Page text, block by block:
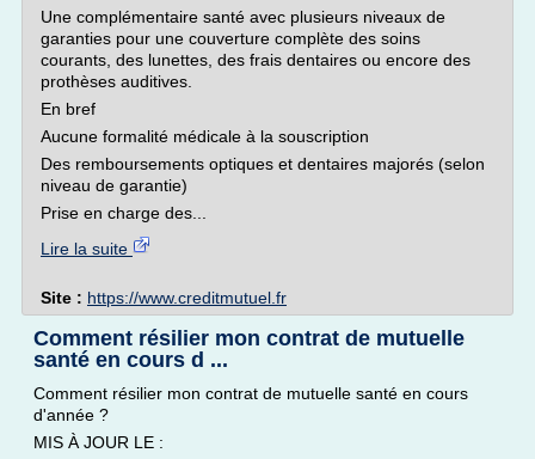
Une complémentaire santé avec plusieurs niveaux de
garanties pour une couverture complète des soins
courants, des lunettes, des frais dentaires ou encore des
prothèses auditives.
En bref
Aucune formalité médicale à la souscription
Des remboursements optiques et dentaires majorés (selon
niveau de garantie)
Prise en charge des...
Lire la suite
Site : https://www.creditmutuel.fr
Comment résilier mon contrat de mutuelle
santé en cours d ...
Comment résilier mon contrat de mutuelle santé en cours
d'année ?
MIS À JOUR LE :